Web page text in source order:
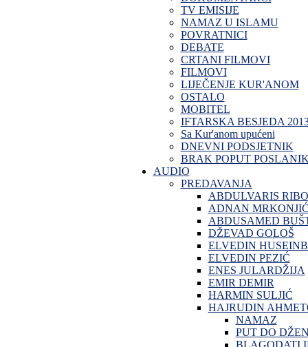
TV EMISIJE
NAMAZ U ISLAMU
POVRATNICI
DEBATE
CRTANI FILMOVI
FILMOVI
LIJEČENJE KUR'ANOM
OSTALO
MOBITEL
IFTARSKA BESJEDA
Sa Kur'anom upućeni
DNEVNI PODSJETNIK
BRAK POPUT
AUDIO
PREDAVANJA
ABDULVARIS RIBO
ADNAN MRKONJIĆ
ABDUSAMED
DŽEVAD GOLOŠ
ELVEDIN
ELVEDIN PEZIĆ
ENES JULARDŽIJA
EMIR DEMIR
HARMIN SULJIĆ
HAJRUDIN
NAMAZ
PUT DO
BLAGODATI